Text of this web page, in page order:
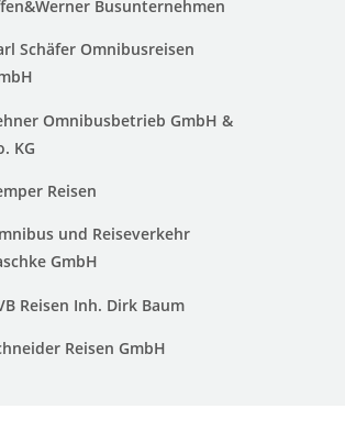
Busunternehmen
Schäfer Omnibusreisen
Omnibusbetrieb GmbH &
KG
Reisen
und Reiseverkehr
GmbH
Reisen Inh. Dirk Baum
Reisen GmbH